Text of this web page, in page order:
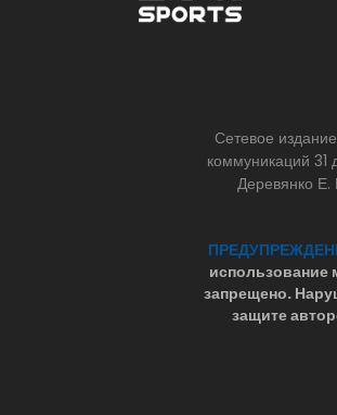
Сетевое
коммуникаций
Деревянко
использование
запрещено.
защите